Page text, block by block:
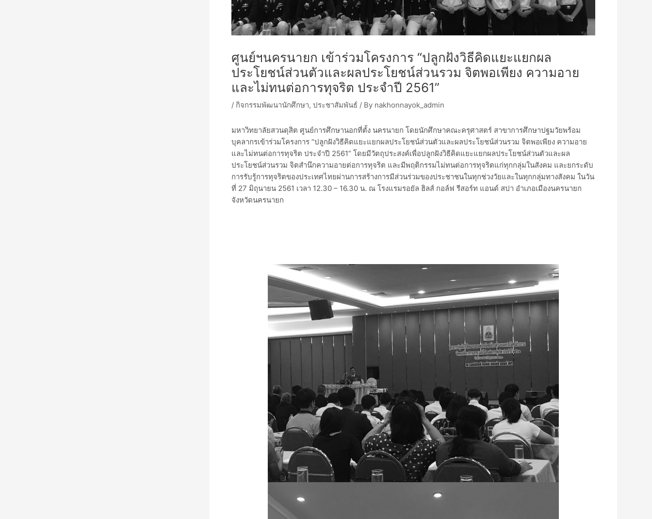
ศูนย์ฯนครนายก เข้าร่วมโครงการ “ปลูกฝังวิธีคิดแยะแยกผล
ประโยชน์ส่วนตัวและผลประโยชน์ส่วนรวม จิตพอเพียง ความอาย
และไม่ทนต่อการทุจริต ประจำปี 2561”
/ กิจกรรมพัฒนานักศึกษา, ประชาสัมพันธ์ / By nakhonnayok_admin
มหาวิทยาลัยสวนดุสิต ศูนย์การศึกษานอกที่ตั้ง นครนายก โดยนักศึกษาคณะครุศาสตร์ สาขาการศึกษาปฐมวัยพร้อม
บุคลากรเข้าร่วมโครงการ “ปลูกฝังวิธีคิดแยะแยกผลประโยชน์ส่วนตัวและผลประโยชน์ส่วนรวม จิตพอเพียง ความอาย
และไม่ทนต่อการทุจริต ประจำปี 2561” โดยมีวัตถุประสงค์เพื่อปลูกฝังวิธีคิดแยะแยกผลประโยชน์ส่วนตัวและผล
ประโยชน์ส่วนรวม จิตสำนึกความอายต่อการทุจริต และมีพฤติกรรมไม่ทนต่อการทุจริตแก่ทุกกลุ่มในสังคม และยกระดับ
การรับรู้การทุจริตของประเทศไทยผ่านการสร้างการมีส่วนร่วมของประชาชนในทุกช่วงวัยและในทุกกลุ่มทางสังคม ในวัน
ที่ 27 มิถุนายน 2561 เวลา 12.30 – 16.30 น. ณ โรงแรมรอยัล ฮิลส์ กอล์ฟ รีสอร์ท แอนด์ สปา อำเภอเมืองนครนายก
จังหวัดนครนายก